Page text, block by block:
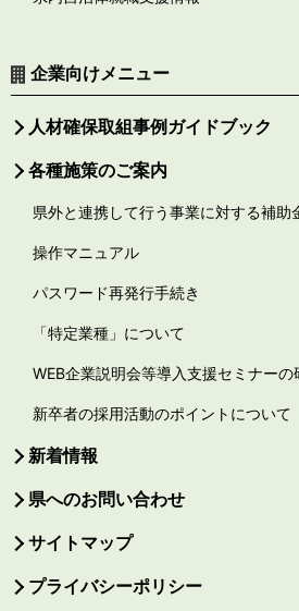
企業向けメニュー
人材確保取組事例ガイドブック
各種施策のご案内
県外と連携して行う事業に対する補助
操作マニュアル
パスワード再発行手続き
「特定業種」について
WEB企業説明会等導入支援セミナーの
新卒者の採用活動のポイントについて
新着情報
県へのお問い合わせ
サイトマップ
プライバシーポリシー